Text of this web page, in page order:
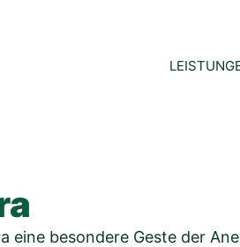
eine besondere Geste der